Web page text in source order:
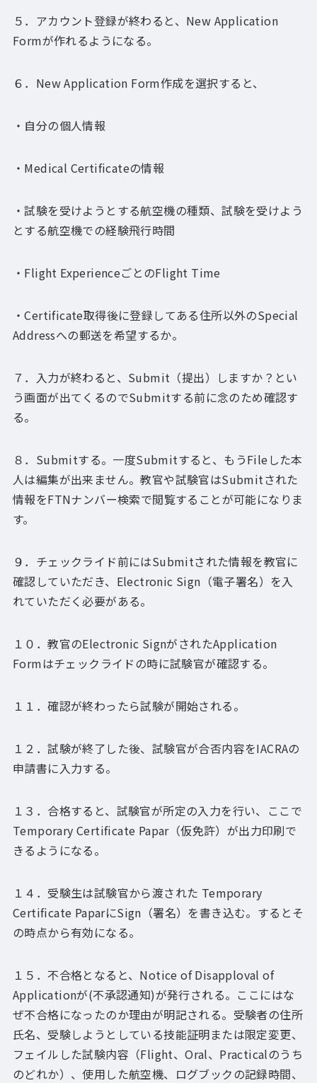
５．アカウント登録が終わると、New Application
Formが作れるようになる。
６．New Application Form作成を選択すると、
・自分の個人情報
・Medical Certificateの情報
・試験を受けようとする航空機の種類、試験を受けよう
とする航空機での経験飛行時間
・Flight ExperienceごとのFlight Time
・Certificate取得後に登録してある住所以外のSpecial
Addressへの郵送を希望するか。
７．入力が終わると、Submit（提出）しますか？とい
う画面が出てくるのでSubmitする前に念のため確認す
る。
８．Submitする。一度Submitすると、もうFileした本
人は編集が出来ません。教官や試験官はSubmitされた
情報をFTNナンバー検索で閲覧することが可能になりま
す。
９．チェックライド前にはSubmitされた情報を教官に
確認していただき、Electronic Sign（電子署名）を入
れていただく必要がある。
１０．教官のElectronic SignがされたApplication
Formはチェックライドの時に試験官が確認する。
１１．確認が終わったら試験が開始される。
１２．試験が終了した後、試験官が合否内容をIACRAの
申請書に入力する。
１３．合格すると、試験官が所定の入力を行い、ここで
Temporary Certificate Papar（仮免許）が出力印刷で
きるようになる。
１４．受験生は試験官から渡された Temporary
Certificate PaparにSign（署名）を書き込む。するとそ
の時点から有効になる。
１５．不合格となると、Notice of Disapploval of
Applicationが(不承認通知)が発行される。ここにはな
ぜ不合格になったのか理由が明記される。受験者の住所
氏名、受験しようとしている技能証明または限定変更、
フェイルした試験内容（Flight、Oral、Practicalのうち
のどれか）、使用した航空機、ログブックの記録時間、